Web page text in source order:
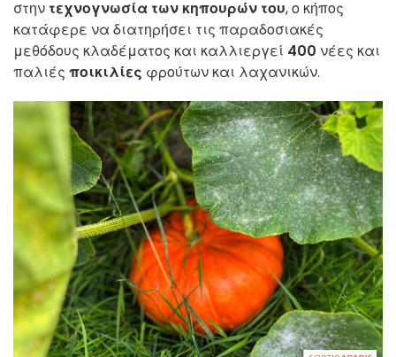
στην τεχνογνωσία των κηπουρών του, ο κήπος
κατάφερε να διατηρήσει τις παραδοσιακές
μεθόδους κλαδέματος και καλλιεργεί 400 νέες και
παλιές ποικιλίες φρούτων και λαχανικών.